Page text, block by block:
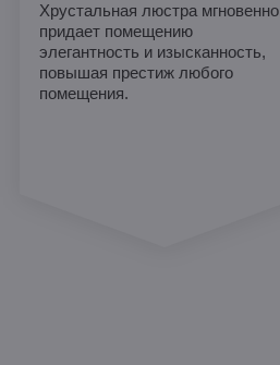
Хрустальная люстра мгновенно
придает помещению
элегантность и изысканность,
повышая престиж любого
помещения.